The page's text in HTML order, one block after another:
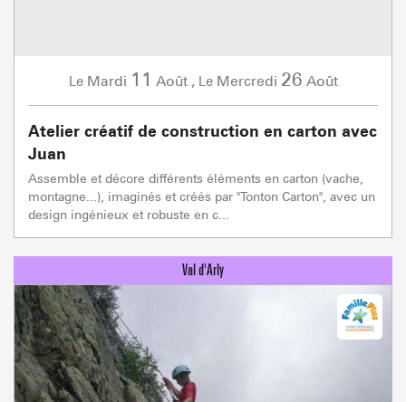
Le Mardi 11 Août, Le Mercredi 26 Août
Atelier créatif de construction en carton avec
Juan
Assemble et décore différents éléments en carton (vache,
montagne...), imaginés et créés par "Tonton Carton", avec un
design ingénieux et robuste en c...